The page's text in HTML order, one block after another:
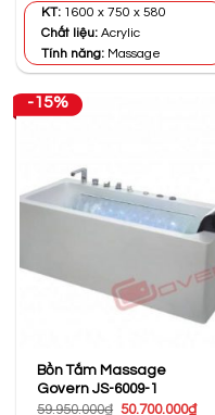
46.280.000₫.
KT: 1600 x 750 x 580
Chất liệu:Acrylic
Tính năng: Massage
-15%
Bồn Tắm Massage
Govern JS-6009-1
59.950.000₫ Giá
50.700.000₫Giá